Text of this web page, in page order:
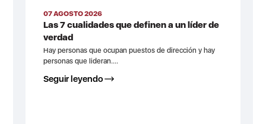
07 AGOSTO 2026
Las 7 cualidades que definen a un líder de
verdad
Hay personas que ocupan puestos de dirección y hay
personas que lideran....
Seguir leyendo